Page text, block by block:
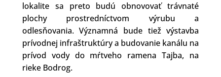
lokalite sa preto budú obnovovať trávnaté
plochy prostredníctvom výrubu a
odlesňovania. Významná bude tiež výstavba
prívodnej infraštruktúry a budovanie kanálu na
prívod vody do mŕtveho ramena Tajba, na
rieke Bodrog.